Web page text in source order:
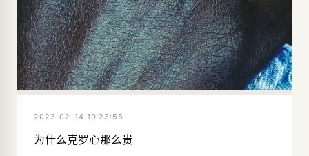
2023-02-14 10:23:55
为什么克罗心那么贵